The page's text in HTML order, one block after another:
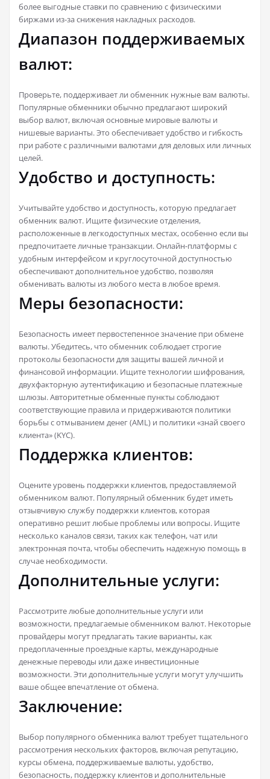
более выгодные ставки по сравнению с физическими
биржами из-за снижения накладных расходов.
Диапазон поддерживаемых
валют:
Проверьте, поддерживает ли обменник нужные вам валюты.
Популярные обменники обычно предлагают широкий
выбор валют, включая основные мировые валюты и
нишевые варианты. Это обеспечивает удобство и гибкость
при работе с различными валютами для деловых или личных
целей.
Удобство и доступность:
Учитывайте удобство и доступность, которую предлагает
обменник валют. Ищите физические отделения,
расположенные в легкодоступных местах, особенно если вы
предпочитаете личные транзакции. Онлайн-платформы с
удобным интерфейсом и круглосуточной доступностью
обеспечивают дополнительное удобство, позволяя
обменивать валюты из любого места в любое время.
Меры безопасности:
Безопасность имеет первостепенное значение при обмене
валюты. Убедитесь, что обменник соблюдает строгие
протоколы безопасности для защиты вашей личной и
финансовой информации. Ищите технологии шифрования,
двухфакторную аутентификацию и безопасные платежные
шлюзы. Авторитетные обменные пункты соблюдают
соответствующие правила и придерживаются политики
борьбы с отмыванием денег (AML) и политики «знай своего
клиента» (KYC).
Поддержка клиентов:
Оцените уровень поддержки клиентов, предоставляемой
обменником валют. Популярный обменник будет иметь
отзывчивую службу поддержки клиентов, которая
оперативно решит любые проблемы или вопросы. Ищите
несколько каналов связи, таких как телефон, чат или
электронная почта, чтобы обеспечить надежную помощь в
случае необходимости.
Дополнительные услуги:
Рассмотрите любые дополнительные услуги или
возможности, предлагаемые обменником валют. Некоторые
провайдеры могут предлагать такие варианты, как
предоплаченные проездные карты, международные
денежные переводы или даже инвестиционные
возможности. Эти дополнительные услуги могут улучшить
ваше общее впечатление от обмена.
Заключение:
Выбор популярного обменника валют требует тщательного
рассмотрения нескольких факторов, включая репутацию,
курсы обмена, поддерживаемые валюты, удобство,
безопасность, поддержку клиентов и дополнительные